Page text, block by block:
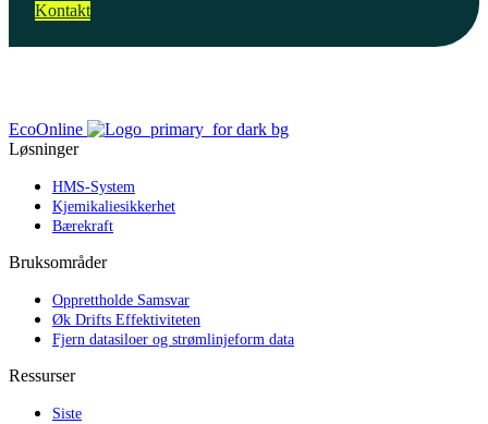
Kontakt
EcoOnline
Løsninger
HMS-System
Kjemikaliesikkerhet
Bærekraft
Bruksområder
Opprettholde Samsvar
Øk Drifts Effektiviteten
Fjern datasiloer og strømlinjeform data
Ressurser
Siste